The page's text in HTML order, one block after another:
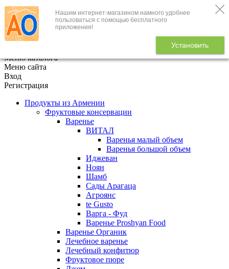
Нашим интернет-магазином намного удобнее
пользоваться с помощью бесплатного
приложения!
Установить
+7 (495) 646-888-1
В корзине
Меню каталога
Меню сайта
Вход
Регистрация
Продукты из Армении
Фруктовые консервации
Варенье
ВИТАЛ
Варенья малый объем
Варенья большой объем
Иджеван
Ноян
Шамб
Сады Арагаца
Агроянс
te Gusto
Варга - Фуд
Варенье Proshyan Food
Варенье Органик
Лечебное варенье
Лечебный конфитюр
Фруктовое пюре